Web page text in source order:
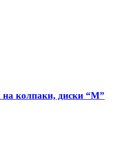
колпаки, диски “M”